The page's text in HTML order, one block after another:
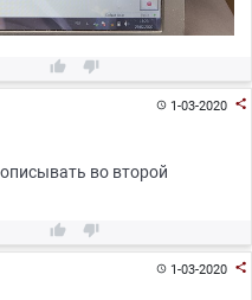
 
1-03-2020 
во второй
 
1-03-2020 